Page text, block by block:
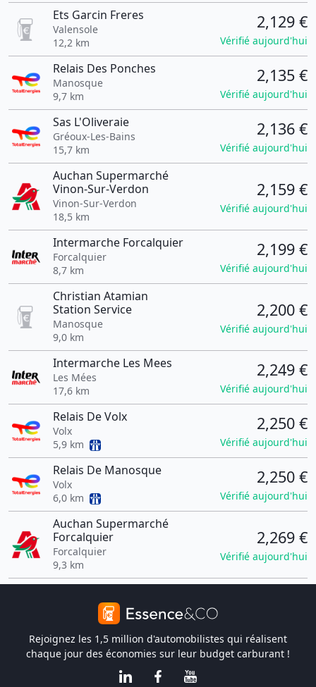
Ets Garcin Freres
Valensole
12,2 km
2,129 €
Vérifié aujourd'hui
Relais Des Ponches
Manosque
9,7 km
2,135 €
Vérifié aujourd'hui
Sas L'Oliveraie
Gréoux-Les-Bains
15,7 km
2,136 €
Vérifié aujourd'hui
Auchan Supermarché
Vinon-Sur-Verdon
Vinon-Sur-Verdon
18,5 km
2,159 €
Vérifié aujourd'hui
Intermarche Forcalquier
Forcalquier
8,7 km
2,199 €
Vérifié aujourd'hui
Christian Atamian
Station Service
Manosque
9,0 km
2,200 €
Vérifié aujourd'hui
Intermarche Les Mees
Les Mées
17,6 km
2,249 €
Vérifié aujourd'hui
Relais De Volx
Volx
5,9 km
2,250 €
Vérifié aujourd'hui
Relais De Manosque
Volx
6,0 km
2,250 €
Vérifié aujourd'hui
Auchan Supermarché
Forcalquier
Forcalquier
9,3 km
2,269 €
Vérifié aujourd'hui
Rejoignez les 1,5 million d'automobilistes qui réalisent
chaque jour des économies sur leur budget carburant !